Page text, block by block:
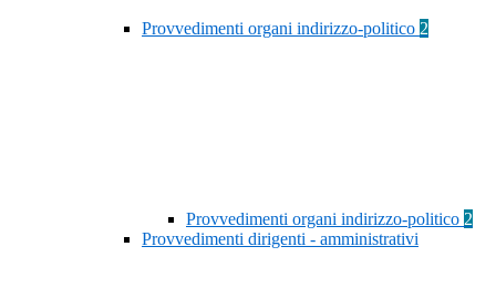
Provvedimenti organi indirizzo-politico 2
Provvedimenti organi indirizzo-politico 2
Provvedimenti dirigenti - amministrativi